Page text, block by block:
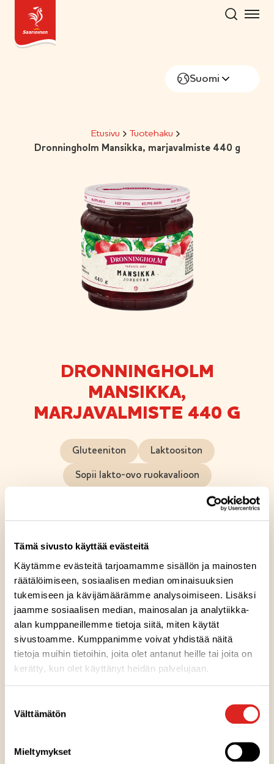
Tämä sivusto käyttää evästeitä
Käytämme evästeitä tarjoamamme sisällön ja mainosten
räätälöimiseen, sosiaalisen median ominaisuuksien
tukemiseen ja kävijämäärämme analysoimiseen. Lisäksi
jaamme sosiaalisen median, mainosalan ja analytiikka-
alan kumppaneillemme tietoja siitä, miten käytät
sivustoamme. Kumppanimme voivat yhdistää näitä
tietoja muihin tietoihin, joita olet antanut heille tai joita on
kerätty, kun olet käyttänyt heidän palvelujaan.
valinta
Välttämätön
Mieltymykset
Hyppää
sisältöön
Suomi
Etusivu
Tuotehaku
Dronningholm Mansikka, marjavalmiste 440 g
DRONNINGHOLM
MANSIKKA,
MARJAVALMISTE 440 G
Gluteeniton Laktoositon
Sopii lakto-ovo ruokavalioon
mansikkamarjavalmiste. Suomalaisten suosimassa
reseptissä on marjapitoisuus 35 %. Kauniin tumman
punainen mansikkavalmiste sopii herkkuhetkiisi.
Kokeile, maista ja ihastu uudelleen.
Ainesosat